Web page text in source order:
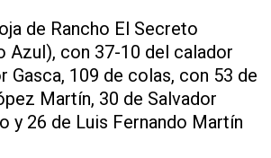
de Rancho El Secreto
Azul), con 37-10 del calador
Gasca, 109 de colas, con 53 de
Martín, 30 de Salvador
y 26 de Luis Fernando Martín